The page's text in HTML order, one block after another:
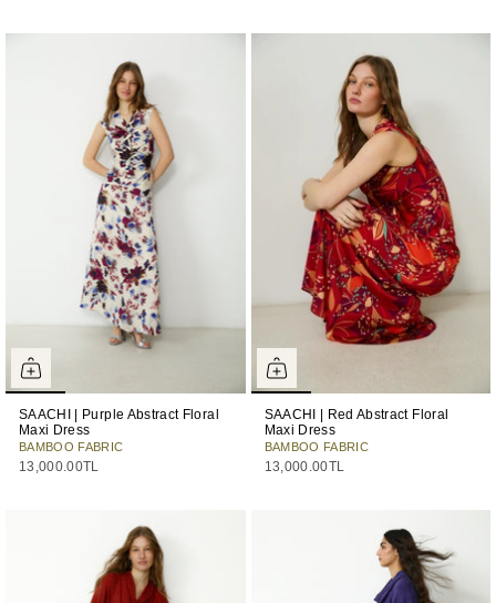
SAACHI | Purple Abstract Floral
Maxi Dress
BAMBOO FABRIC
13,000.00TL
SAACHI | Red Abstract Floral
Maxi Dress
BAMBOO FABRIC
13,000.00TL